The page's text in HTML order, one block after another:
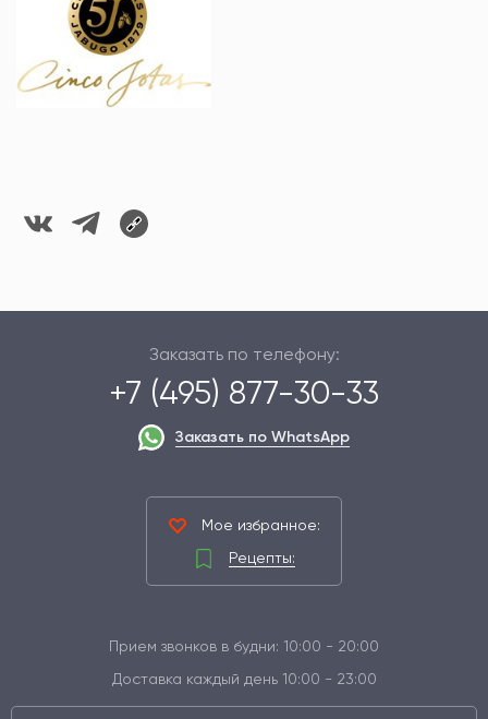
Заказать по телефону:
+7 (495) 877-30-33
Заказать по WhatsApp
Мое избранное:
Рецепты:
Прием звонков в будни: 10:00 - 20:00
Доставка каждый день 10:00 - 23:00